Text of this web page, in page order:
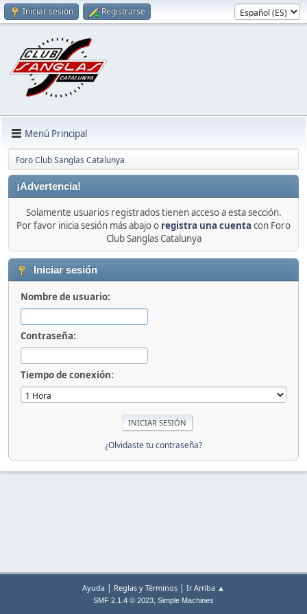
Iniciar sesión Registrarse
Menú Principal
Foro Club Sanglas Catalunya
¡Advertencia!
Solamente usuarios registrados tienen acceso a esta sección.
Por favor inicia sesión más abajo o registra una cuenta con Foro
Club Sanglas Catalunya
Iniciar sesión
Nombre de usuario:
Contraseña:
Tiempo de conexión:
¿Olvidaste tu contraseña?
Ayuda | Reglas y Términos | Ir Arriba ▲
SMF 2.1.4 © 2023, Simple Machines